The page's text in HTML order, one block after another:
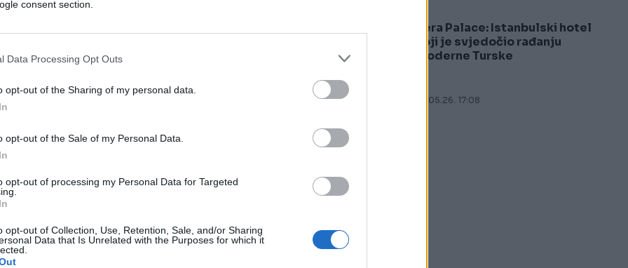
consent section.
Data Processing Opt Outs
opt-out of the Sharing of my personal data.
opt-out of the Sale of my Personal Data.
opt-out of processing my Personal Data for Targeted
opt-out of Collection, Use, Retention, Sale, and/or Sharing
Data that Is Unrelated with the Purposes for which it
na mutni, smeđi i prethodno odbacivan
iz mlina za masline – i otkrili su da bi to mogla
su masline samljevene i njihovo ulje odvojeno.
nakon vježbanja, poboljšati metabolizam
i neuroloških stanja.
su otpadnu vodu počeli piti iz zdravstvenih
istraživanjem.
tečnost jednako – a možda i više –
5
Pera Palace: Istanbulski hotel
koji je svjedočio rađanju
moderne Turske
27.05.26. 17:08